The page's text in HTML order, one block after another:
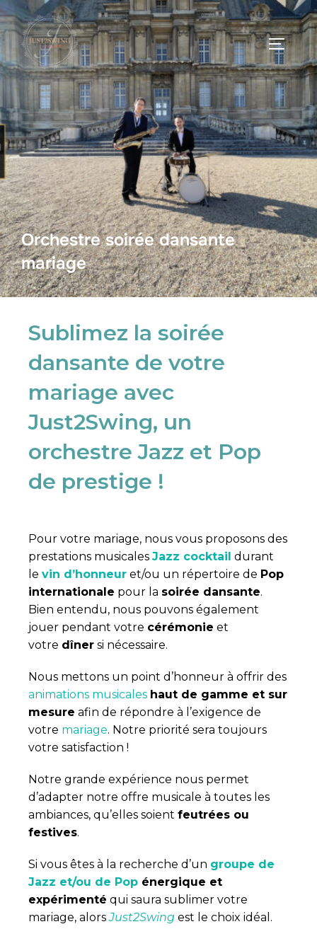
Orchestre soirée dansante
mariage
Sublimez la soirée
dansante de votre
mariage avec
Just2Swing, un
orchestre Jazz et Pop
de prestige !
Pour votre mariage, nous vous proposons des
prestations musicales Jazz cocktail durant
le vin d’honneur et/ou un répertoire de Pop
internationale pour la soirée dansante.
Bien entendu, nous pouvons également
jouer pendant votre cérémonie et
votre dîner si nécessaire.
Nous mettons un point d’honneur à offrir des
animations musicales haut de gamme et sur
mesure afin de répondre à l’exigence de
votre mariage. Notre priorité sera toujours
votre satisfaction !
Notre grande expérience nous permet
d’adapter notre offre musicale à toutes les
ambiances, qu’elles soient feutrées ou
festives.
Si vous êtes à la recherche d’un groupe de
Jazz et/ou de Pop énergique et
expérimenté qui saura sublimer votre
mariage, alorsJust2Swing est le choix idéal.